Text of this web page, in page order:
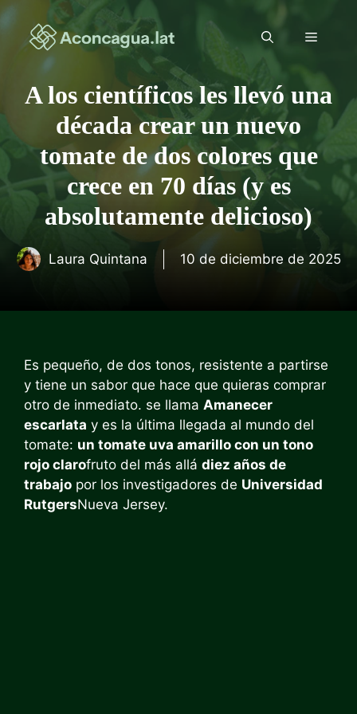
Saltar
al
contenido
Menú
A los científicos les llevó una
década crear un nuevo
tomate de dos colores que
crece en 70 días (y es
absolutamente delicioso)
Laura Quintana 10 de diciembre de 2025
Es pequeño, de dos tonos, resistente a partirse
y tiene un sabor que hace que quieras comprar
otro de inmediato. se llama Amanecer
escarlata y es la última llegada al mundo del
tomate: un tomate uva amarillo con un tono
rojo clarofruto del más allá diez años de
trabajo por los investigadores de Universidad
RutgersNueva Jersey.